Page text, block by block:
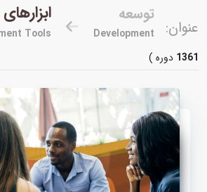
عنوان:
توسعه
Development
Tools
1361 دوره )